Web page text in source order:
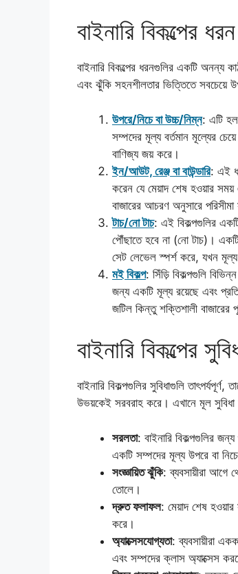
বাইনারি বিকল্পের ধরন
বাইনারি বিকল্পের ধরনগুলির একটি অনন্য
এবং ঝুঁকি সহনশীলতার ভিত্তিতে সবচেয়ে
উপরে/নিচে বা উচ্চ/নিম্ন: এটি হল
সম্পদের মূল্য বর্তমান মূল্যের চেয়ে
বাণিজ্য জয় করে।
ইন/আউট, রেঞ্জ বা বাউন্ডারি: এই
করেন যে মেয়াদ শেষ হওয়ার
বাজারের আচরণ অনুসারে পরিসীমা
টাচ/নো টাচ: এই বিকল্পগুলির
পৌঁছাতে হবে না (নো টাচ)।
সেট লেভেল স্পর্শ করে, যখন মূল্য
মই বিকল্প: সিঁড়ি বিকল্পগুলি
জন্য একটি মূল্য রয়েছে এবং
জটিল কিন্তু শক্তিশালী
বাইনারি বিকল্পের
বাইনারি বিকল্পগুলির সুবিধাগুলি
উভয়কেই সরবরাহ করে। এখানে মূল সুবিধা
সরলতা: বাইনারি বিকল্পগুলির
একটি সম্পদের মূল্য উপরে বা
সংজ্ঞায়িত ঝুঁকি: ব্যবসায়ীরা আগে
তোলে।
দ্রুত ফলাফল: মেয়াদ শেষ হওয়ার
করে।
অ্যাক্সেসযোগ্যতা: ব্যবসায়ীরা
এবং সম্পদের ক্লাস অ্যাক্সেস